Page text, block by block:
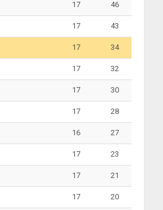
17 46
17 43
17 34
17 32
17 30
17 28
16 27
17 23
17 21
17 20